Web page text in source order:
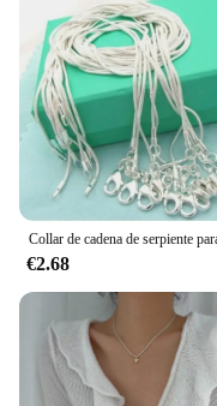
€2.68